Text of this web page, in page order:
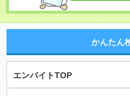
かんたん
エンバイトTOP